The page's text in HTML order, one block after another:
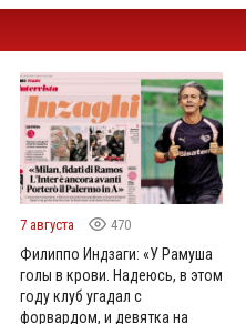
7 августа 470
Филиппо Индзаги: «У Рамуша
голы в крови. Надеюсь, в этом
году клуб угадал с
форвардом, и девятка на